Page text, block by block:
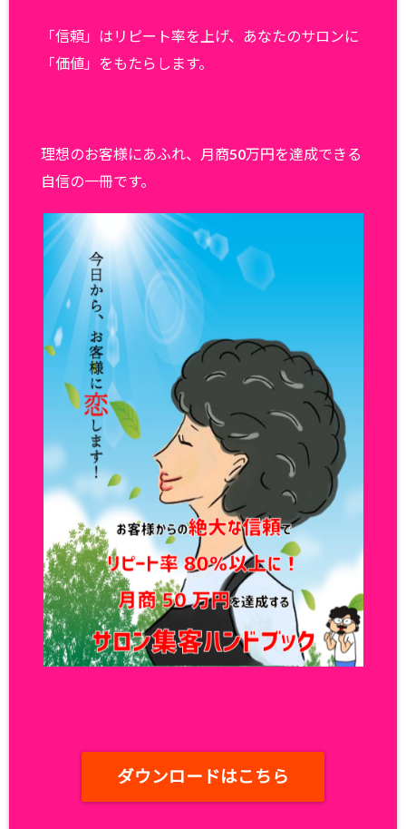
「信頼」はリピート率を上げ、あなたのサロンに
「価値」をもたらします。
理想のお客様にあふれ、月商50万円を達成できる
自信の一冊です。
ダウンロードはこちら